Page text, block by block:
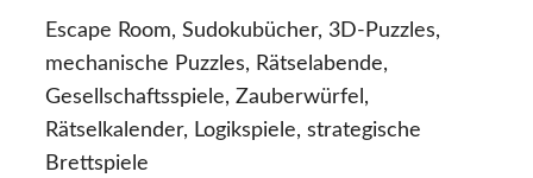
Escape Room, Sudokubücher, 3D-Puzzles,
mechanische Puzzles, Rätselabende,
Gesellschaftsspiele, Zauberwürfel,
Rätselkalender, Logikspiele, strategische
Brettspiele